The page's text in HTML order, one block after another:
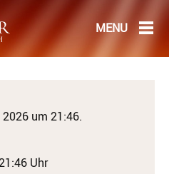
um 21:46.
Uhr